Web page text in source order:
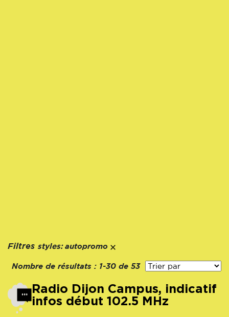
Filtres styles: autopromo
Nombre de résultats : 1-30 de 53
Radio Dijon Campus, indicatif
infos début 102.5 MHz